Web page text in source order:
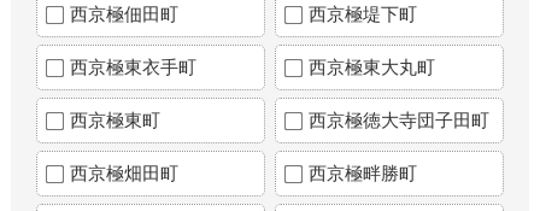
西京極佃田町 西京極堤下町
西京極東衣手町 西京極東大丸町
西京極東町 西京極徳大寺団子田町
西京極畑田町 西京極畔勝町